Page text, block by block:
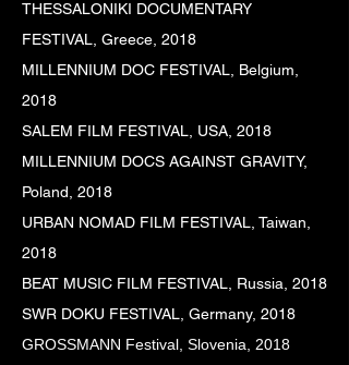
THESSALONIKI DOCUMENTARY
FESTIVAL, Greece, 2018
MILLENNIUM DOC FESTIVAL, Belgium,
2018
SALEM FILM FESTIVAL, USA, 2018
MILLENNIUM DOCS AGAINST GRAVITY,
Poland, 2018
URBAN NOMAD FILM FESTIVAL, Taiwan,
2018
BEAT MUSIC FILM FESTIVAL, Russia, 2018
SWR DOKU FESTIVAL, Germany, 2018
GROSSMANN Festival, Slovenia, 2018